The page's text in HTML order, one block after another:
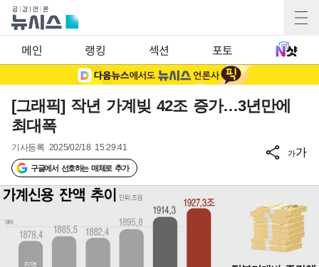
메인 랭킹 섹션 포토
[그래픽] 작년 가계빚 42조 증가…3년만에
최대폭
기사등록 2025/02/18 15:29:41
구글에서 선호하는 매체로 추가
가가